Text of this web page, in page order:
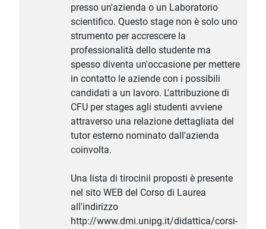
presso un'azienda o un Laboratorio
scientifico. Questo stage non è solo uno
strumento per accrescere la
professionalità dello studente ma
spesso diventa un'occasione per mettere
in contatto le aziende con i possibili
candidati a un lavoro. L'attribuzione di
CFU per stages agli studenti avviene
attraverso una relazione dettagliata del
tutor esterno nominato dall'azienda
coinvolta.
Una lista di tirocinii proposti è presente
nel sito WEB del Corso di Laurea
all'indirizzo
http://www.dmi.unipg.it/didattica/corsi-